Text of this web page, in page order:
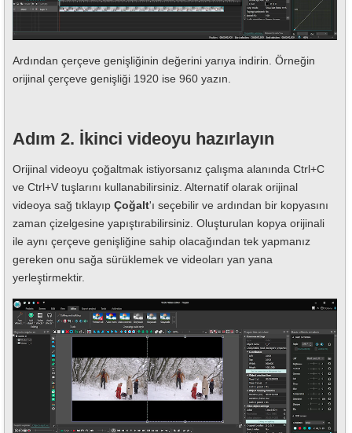
Ardından çerçeve genişliğinin değerini yarıya indirin. Örneğin
orijinal çerçeve genişliği 1920 ise 960 yazın.
Adım 2. İkinci videoyu hazırlayın
Orijinal videoyu çoğaltmak istiyorsanız çalışma alanında Ctrl+C
ve Ctrl+V tuşlarını kullanabilirsiniz. Alternatif olarak orijinal
videoya sağ tıklayıp Çoğalt'ı seçebilir ve ardından bir kopyasını
zaman çizelgesine yapıştırabilirsiniz. Oluşturulan kopya orijinali
ile aynı çerçeve genişliğine sahip olacağından tek yapmanız
gereken onu sağa sürüklemek ve videoları yan yana
yerleştirmektir.